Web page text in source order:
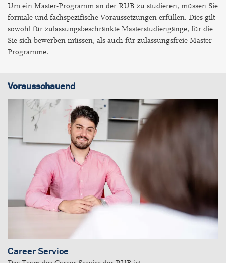
Um ein Master-Programm an der RUB zu studieren, müssen Sie
formale und fachspezifische Voraussetzungen erfüllen. Dies gilt
sowohl für zulassungsbeschränkte Masterstudiengänge, für die
Sie sich bewerben müssen, als auch für zulassungsfreie Master-
Programme.
Vorausschauend
Career Service